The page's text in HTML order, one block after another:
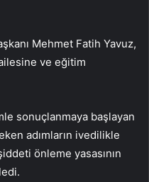
Mehmet Fatih Yavuz,
ve eğitim
sonuçlanmaya başlayan
adımların ivedilikle
önleme yasasının